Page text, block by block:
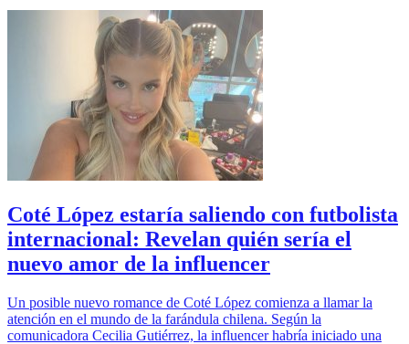
Coté López estaría saliendo con futbolista
internacional: Revelan quién sería el
nuevo amor de la influencer
Un posible nuevo romance de Coté López comienza a llamar la
atención en el mundo de la farándula chilena. Según la
comunicadora Cecilia Gutiérrez, la influencer habría iniciado una